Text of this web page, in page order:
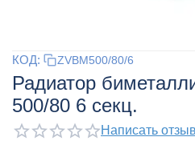
КОД: ZVBM500/80/6
Радиатор
500/80 6 секц.
Написать отзыв